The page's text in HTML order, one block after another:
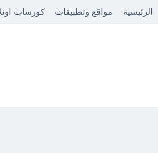
الرئيسية مواقع وتطبيقات كورسات